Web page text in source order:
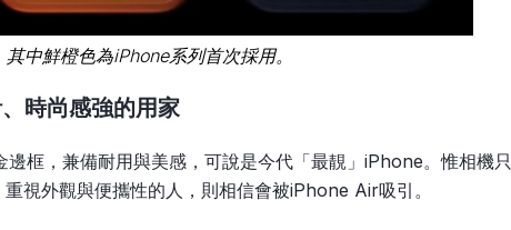
中鮮橙色為iPhone系列首次採用。
時尚感強的用家
框，兼備耐用與美感，可說是今代「最靚」iPhone。惟相機只
視外觀與便攜性的人，則相信會被iPhone Air吸引。